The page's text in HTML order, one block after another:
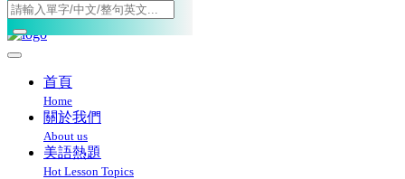
Toggle navigation
首頁
Home
關於我們
About us
美語熱題
Hot Lesson Topics